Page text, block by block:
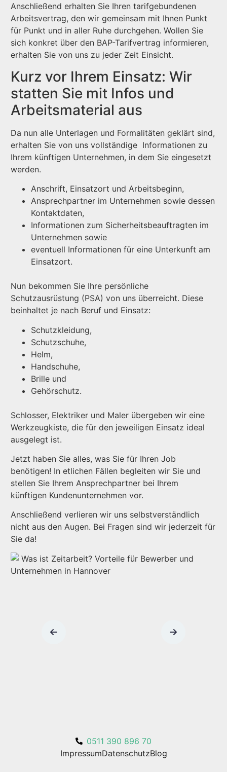
Anschließend erhalten Sie Ihren tarifgebundenen
Arbeitsvertrag, den wir gemeinsam mit Ihnen Punkt
für Punkt und in aller Ruhe durchgehen. Wollen Sie
sich konkret über den BAP-Tarifvertrag informieren,
erhalten Sie von uns zu jeder Zeit Einsicht.
Kurz vor Ihrem Einsatz: Wir
statten Sie mit Infos und
Arbeitsmaterial aus
Da nun alle Unterlagen und Formalitäten geklärt sind,
erhalten Sie von uns vollständige Informationen zu
Ihrem künftigen Unternehmen, in dem Sie eingesetzt
werden.
Anschrift, Einsatzort und Arbeitsbeginn,
Ansprechpartner im Unternehmen sowie dessen
Kontaktdaten,
Informationen zum Sicherheitsbeauftragten im
Unternehmen sowie
eventuell Informationen für eine Unterkunft am
Einsatzort.
Nun bekommen Sie Ihre persönliche
Schutzausrüstung (PSA) von uns überreicht. Diese
beinhaltet je nach Beruf und Einsatz:
Schutzkleidung,
Schutzschuhe,
Helm,
Handschuhe,
Brille und
Gehörschutz.
Schlosser, Elektriker und Maler übergeben wir eine
Werkzeugkiste, die für den jeweiligen Einsatz ideal
ausgelegt ist.
Jetzt haben Sie alles, was Sie für Ihren Job
benötigen! In etlichen Fällen begleiten wir Sie und
stellen Sie Ihrem Ansprechpartner bei Ihrem
künftigen Kundenunternehmen vor.
Anschließend verlieren wir uns selbstverständlich
nicht aus den Augen. Bei Fragen sind wir jederzeit für
Sie da!
0511 390 896 70
ImpressumDatenschutzBlog